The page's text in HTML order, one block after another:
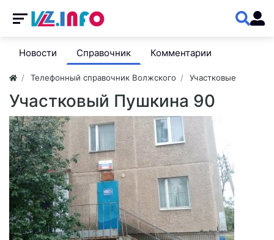
Новости Справочник Комментарии
Телефонный справочник Волжского Участковые
Участковый Пушкина 90